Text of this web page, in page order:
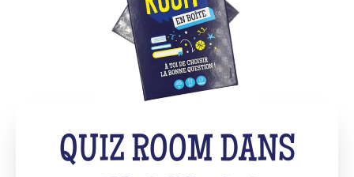
QUIZ ROOM DANS